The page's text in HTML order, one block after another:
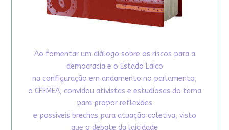
Ao fomentar um diálogo sobre os riscos para a
democracia e o Estado Laico
na configuração em andamento no parlamento,
o CFEMEA, convidou ativistas e estudiosas do tema
para propor reflexões
e possíveis brechas para atuação coletiva, visto
que o debate da laicidade